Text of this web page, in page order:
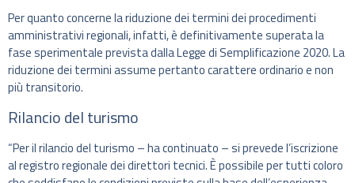
Per quanto concerne la riduzione dei termini dei procedimenti
amministrativi regionali, infatti, è definitivamente superata la
fase sperimentale prevista dalla Legge di Semplificazione 2020. La
riduzione dei termini assume pertanto carattere ordinario e non
più transitorio.
Rilancio del turismo
“Per il rilancio del turismo – ha continuato – si prevede l’iscrizione
al registro regionale dei direttori tecnici. È possibile per tutti coloro